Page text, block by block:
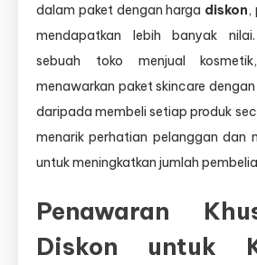
dalam paket dengan harga diskon,
mendapatkan lebih banyak
sebuah toko menjual
menawarkan paket skincare
daripada membeli setiap produk
menarik perhatian pelanggan dan
untuk meningkatkan jumlah
Penawaran
Diskon untuk